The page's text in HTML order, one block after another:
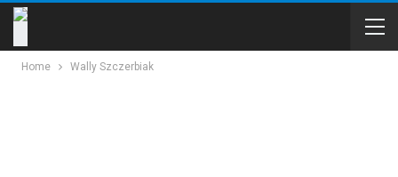
Home Wally Szczerbiak